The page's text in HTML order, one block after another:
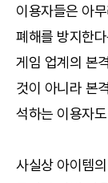
이용자들은 아
폐해를 방지한
게임 업계의 본
것이 아니라 본
석하는 이용자
사실상 아이템